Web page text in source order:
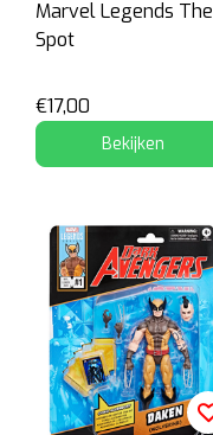
Marvel Legends The
Spot
€17,00
Bekijken